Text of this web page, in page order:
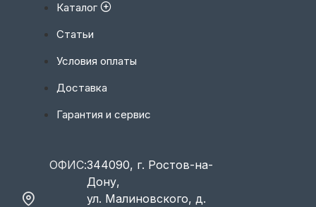
Каталог
Статьи
Условия оплаты
Доставка
Гарантия и сервис
ОФИС:344090, г. Ростов-на-
Дону,
ул. Малиновского, д.